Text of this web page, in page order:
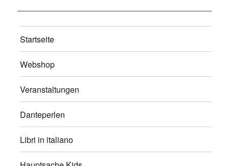
Startseite
Webshop
Veranstaltungen
Danteperlen
Libri in italiano